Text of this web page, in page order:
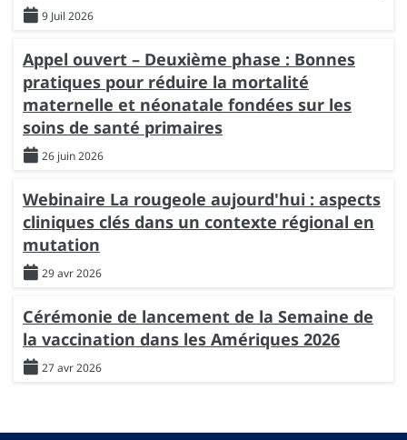
9 Juil 2026
Appel ouvert – Deuxième phase : Bonnes
pratiques pour réduire la mortalité
maternelle et néonatale fondées sur les
soins de santé primaires
26 juin 2026
Webinaire La rougeole aujourd'hui : aspects
cliniques clés dans un contexte régional en
mutation
29 avr 2026
Cérémonie de lancement de la Semaine de
la vaccination dans les Amériques 2026
27 avr 2026